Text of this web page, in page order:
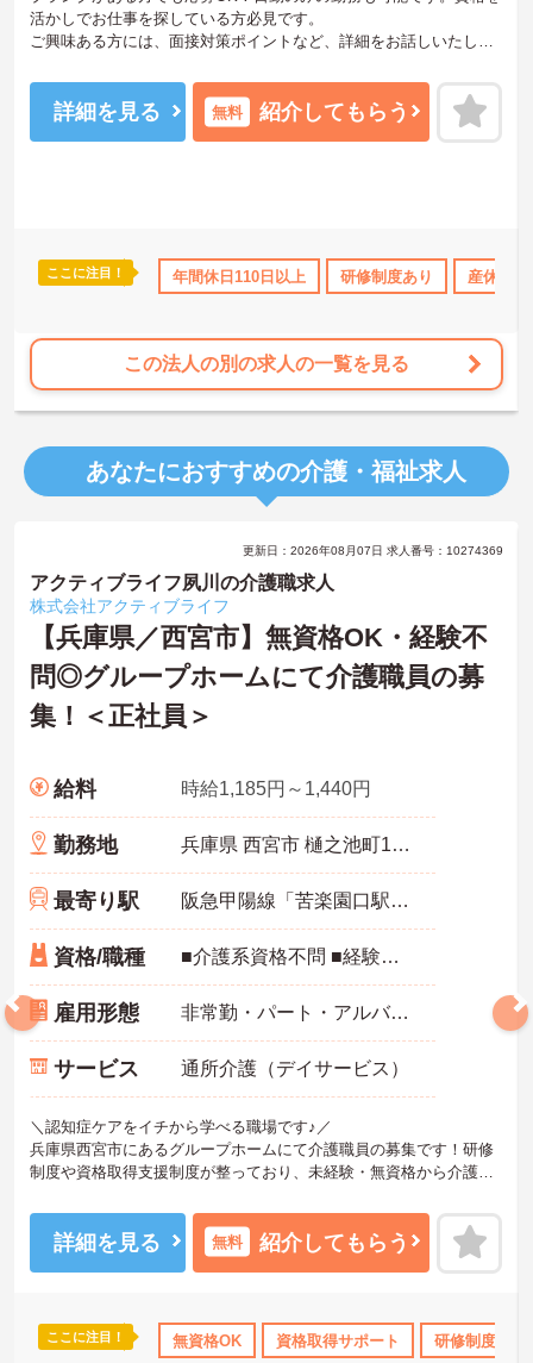
住宅手当・補助 土日祝休 日勤のみ 年間休日110日以上
活かしでお仕事を探している方必見です。
ご興味ある方には、面接対策ポイントなど、詳細をお話しいたしま
詳細を見る 無料 紹介してもらう
ここに注目！ 年間休日110日以上 研修制度あり 産休･育
この法人の別の求人の一覧を見る
あなたにおすすめの介護・福祉求人
産休･育休･介護休暇取得実績あり 社会保険完備
更新日：2026年08月07日 求人番号：10274369
アクティブライフ夙川の介護職求人
株式会社アクティブライフ
【兵庫県／西宮市】無資格OK・経験不
問◎グループホームにて介護職員の募
集！＜正社員＞
給料 時給1,185円～1,440円
勤務地 兵庫県 西宮市 樋之池町16-4
最寄り駅 阪急甲陽線「苦楽園口駅」徒歩12分
資格/職種 ■介護系資格不問 ■経験不問
雇用形態 非常勤・パート・アルバイト
サービス 通所介護（デイサービス）
＼認知症ケアをイチから学べる職場です♪／
兵庫県西宮市にあるグループホームにて介護職員の募集です！研修
制度や資格取得支援制度が整っており、未経験・無資格から介護業
食事補助など福利厚生も充実。無理なく働きながらスキルアップを
目指せる環境です♪ご興味のある方には、面接対策ポイントなど、さ
らに詳細をお話しいたしますのでお気軽にご相談ください！
■ 未経験から安心スタート♪
―――――――――――――――
詳細を見る 無料 紹介してもらう
ここに注目！ 無資格OK 資格取得サポート 研修制度あり